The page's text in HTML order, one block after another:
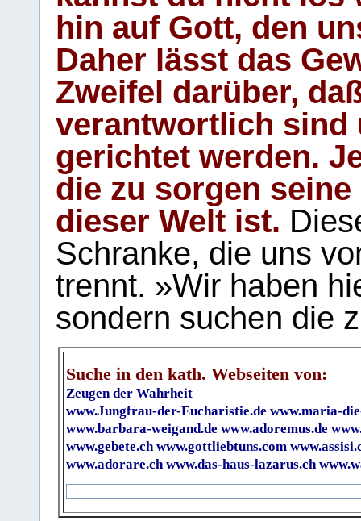
hin auf Gott, den
Daher lässt das
Zweifel darüber,
verantwortlich sind
gerichtet werden.
die zu sorgen
dieser Welt ist.
Schranke, die uns
trennt. »Wir haben
sondern suchen die
Suche in den kath. Webseiten von:
Zeugen der Wahrheit
www.Jungfrau-der-Eucharistie.de www.maria-
www.barbara-weigand.de www.adoremus.de
www.gebete.ch www.gottliebtuns.com
www.adorare.ch www.das-haus-lazarus.ch